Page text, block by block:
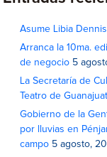
Asume Libia
Arranca la 10ma.
de negocio 5
La Secretaría de
Teatro de
Gobierno de la
por lluvias en
campo 5 agosto,